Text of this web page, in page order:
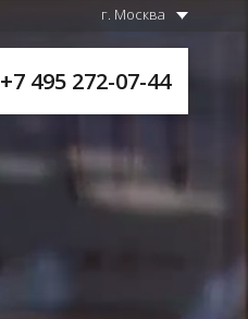
г. Москва
+7 495 272-07-44